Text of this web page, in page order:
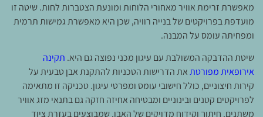
מאפשרת זרימת אוויר מאחורי הלוחות ומונעת הצטברות לחות. שיטה זו
מועדפת בפרויקטים של בנייה רוויה, שכן היא מאפשרת גמישות תרמית
ומפחיתה עומס על המבנה.
שיטת ההדבקה המשולבת עם עיגון מכני נפוצה גם היא. תקינה
אירופאית מפורטתאת הדרישות הטכניות להתקנת אבן טבעית על
קירות חיצוניים, כולל חישובי עומס ומפרטי עיגון. טכניקה זו מתאימה
לפרויקטים קטנים ובינוניים ומבטיחה אחיזה חזקה גם בתנאי מזג אוויר
משתנים. חיתוך וקידוח מדויקים של האבן, שמבוצעים בעזרת ציוד